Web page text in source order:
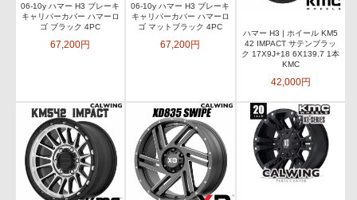
06-10y ハマー H3 ブレーキ
キャリパーカバー ハマーロ
ゴ ブラック 4PC
67,200円
06-10y ハマー H3 ブレーキ
キャリパーカバー ハマーロ
ゴ マットブラック 4PC
67,200円
ハマー H3 | ホイール KM5
42 IMPACT サテンブラッ
ク 17X9J+18 6X139.7 1本
KMC
42,000円